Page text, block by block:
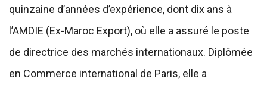
quinzaine d’années d’expérience, dont dix ans à
l’AMDIE (Ex-Maroc Export), où elle a assuré le poste
de directrice des marchés internationaux. Diplômée
en Commerce international de Paris, elle a